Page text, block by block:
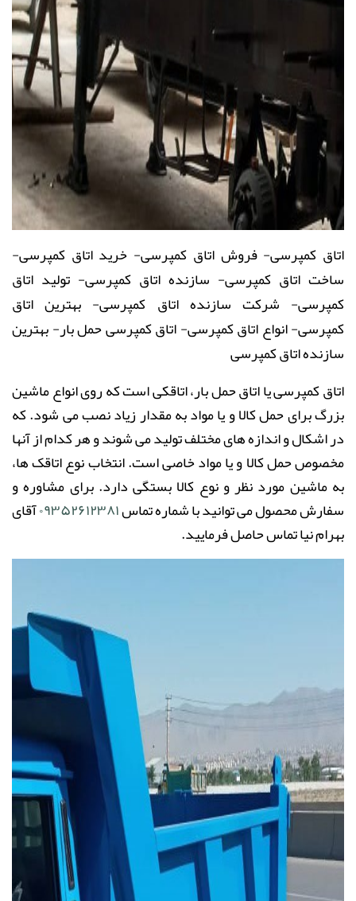
اتاق کمپرسی-فروشاتاق کمپرسی- خریداتاق کمپرسی-
ساخت اتاق کمپرسی- سازنده اتاق کمپرسی- تولید اتاق
کمپرسی- شرکت سازندهاتاق کمپرسی- بهترین اتاق
کمپرسی- انواعاتاق کمپرسی-اتاق کمپرسیحمل بار- بهترین
سازندهاتاق کمپرسی
اتاق کمپرسییا اتاق حمل بار، اتاقکی است که روی انواع ماشین
بزرگ برای حمل کالا و یا مواد به مقدار زیاد نصب می شود. که
در اشکال و اندازه های مختلف تولید می شوند و هر کدام از آنها
مخصوص حمل کالا و یا مواد خاصی است. انتخاب نوع اتاقک ها،
به ماشین مورد نظر و نوع کالا بستگی دارد. برای مشاوره و
سفارش محصول می توانید با شماره تماس۰۹۳۵۲۶۱۲۳۸۱آقای
بهرام نیا تماس حاصل فرمایید.